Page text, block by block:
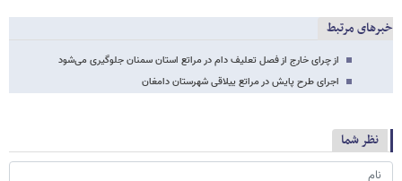
خبرهای مرتبط
از چرای خارج از فصل تعلیف دام در مراتع استان سمنان جلوگیری می‌شود
اجرای طرح پایش در مراتع ییلاقی شهرستان دامغان
نظر شما